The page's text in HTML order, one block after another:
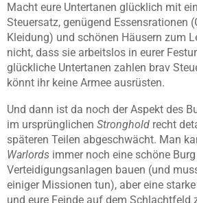
Macht eure Untertanen glücklich mit
Steuersatz, genügend Essensrationen
Kleidung) und schönen Häusern zum
nicht, dass sie arbeitslos in eurer
glückliche Untertanen zahlen brav
könnt ihr keine Armee ausrüsten.
Und dann ist da noch der Aspekt des
im ursprünglichen Stronghold recht
späteren Teilen abgeschwächt. Man
Warlords immer noch eine schöne
Verteidigungsanlagen bauen (und
einiger Missionen tun), aber eine
und eure Feinde auf dem Schlachtfeld